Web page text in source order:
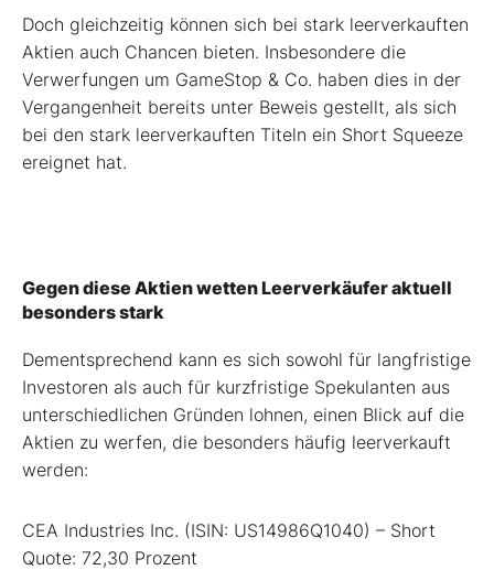
Doch gleichzeitig können sich bei stark leerverkauften
Aktien auch Chancen bieten. Insbesondere die
Verwerfungen um GameStop & Co. haben dies in der
Vergangenheit bereits unter Beweis gestellt, als sich
bei den stark leerverkauften Titeln ein Short Squeeze
ereignet hat.
Gegen diese Aktien wetten Leerverkäufer aktuell
besonders stark
Dementsprechend kann es sich sowohl für langfristige
Investoren als auch für kurzfristige Spekulanten aus
unterschiedlichen Gründen lohnen, einen Blick auf die
Aktien zu werfen, die besonders häufig leerverkauft
werden:
CEA Industries Inc. (ISIN: US14986Q1040) – Short
Quote: 72,30 Prozent